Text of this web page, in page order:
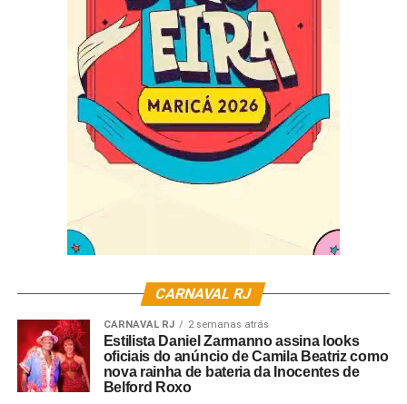
Salgueiro Convida Mocidade Alegre
Data:13 de novembro, sábado
Local : quadra do Salgueiro ( Rua Silva Teles, 104 –
Horário: a partir das 20h
Classificação etária: 18 anos
Uso da máscara e apresentação do comprovante de
CARNAVAL RJ
CARNAVAL RJ 2 semanas atrás
Estilista Daniel Zarmanno assina looks
oficiais do anúncio de Camila Beatriz como
nova rainha de bateria da Inocentes de
Belford Roxo